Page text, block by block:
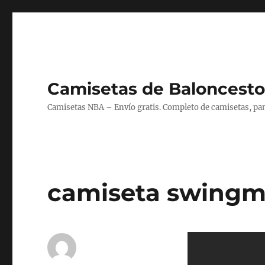
Camisetas de
Camisetas NBA – Envío gratis. Completo de camisetas,
camiseta